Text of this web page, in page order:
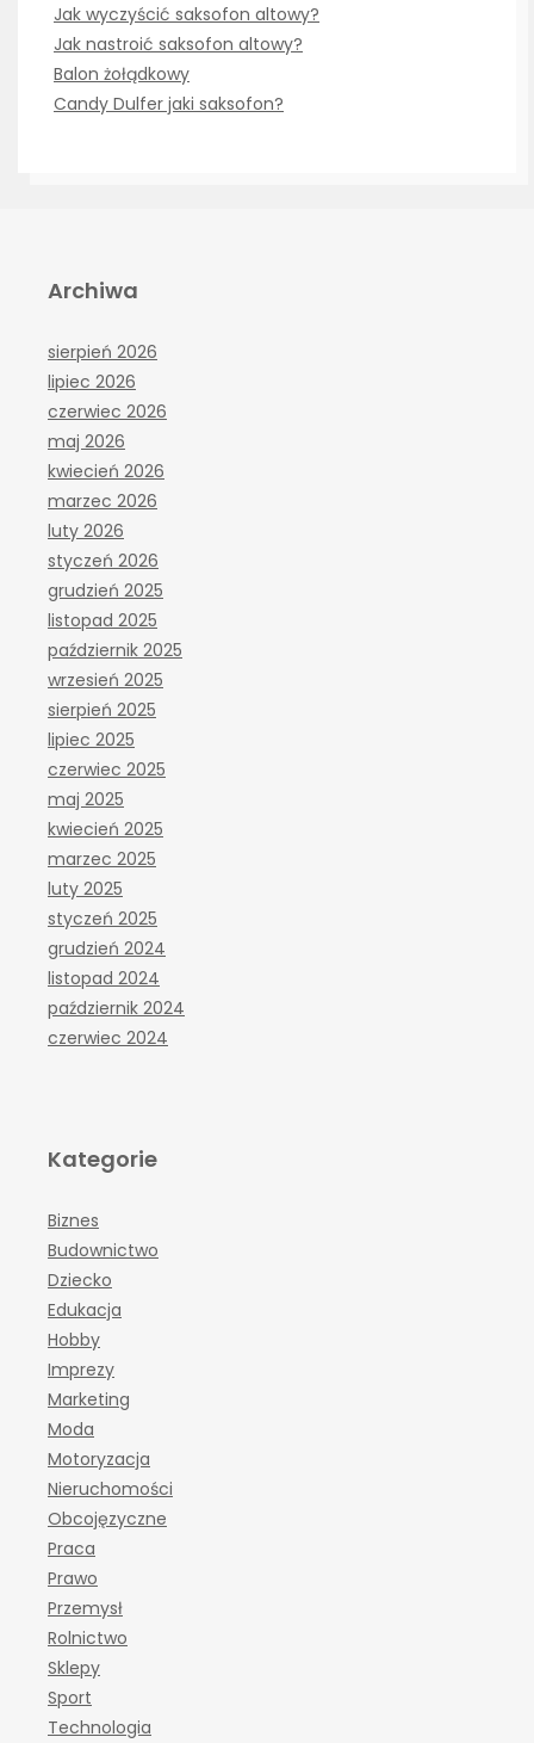
Jak wyczyścić saksofon altowy?
Jak nastroić saksofon altowy?
Balon żołądkowy
Candy Dulfer jaki saksofon?
Archiwa
sierpień 2026
lipiec 2026
czerwiec 2026
maj 2026
kwiecień 2026
marzec 2026
luty 2026
styczeń 2026
grudzień 2025
listopad 2025
październik 2025
wrzesień 2025
sierpień 2025
lipiec 2025
czerwiec 2025
maj 2025
kwiecień 2025
marzec 2025
luty 2025
styczeń 2025
grudzień 2024
listopad 2024
październik 2024
czerwiec 2024
Kategorie
Biznes
Budownictwo
Dziecko
Edukacja
Hobby
Imprezy
Marketing
Moda
Motoryzacja
Nieruchomości
Obcojęzyczne
Praca
Prawo
Przemysł
Rolnictwo
Sklepy
Sport
Technologia